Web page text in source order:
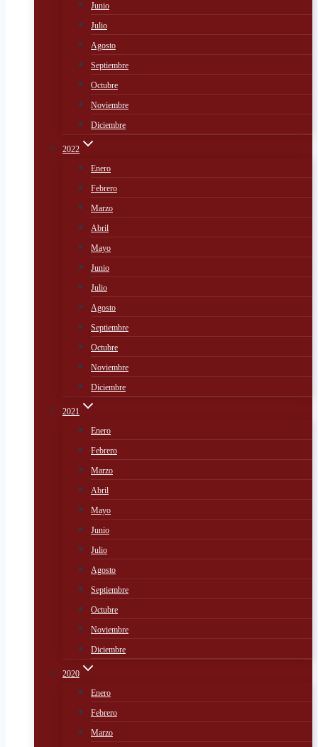
Junio
Julio
Agosto
Septiembre
Octubre
Noviembre
Diciembre
2022
Enero
Febrero
Marzo
Abril
Mayo
Junio
Julio
Agosto
Septiembre
Octubre
Noviembre
Diciembre
2021
Enero
Febrero
Marzo
Abril
Mayo
Junio
Julio
Agosto
Septiembre
Octubre
Noviembre
Diciembre
2020
Enero
Febrero
Marzo